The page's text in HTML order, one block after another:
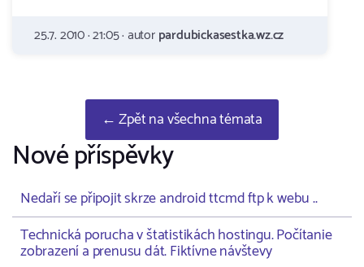
25.7. 2010 · 21:05 · autorpardubickasestka.wz.cz
← Zpět na všechna témata
Nové příspěvky
Nedaří se připojit skrze android ttcmd ftp k webu ..
Technická porucha v štatistikách hostingu. Počítanie
zobrazení a prenusu dát. Fiktívne návštevy